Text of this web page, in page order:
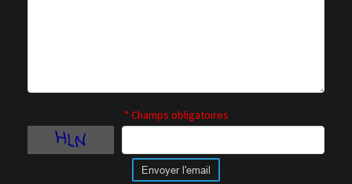
* Champs obligatoires
Envoyer l'email